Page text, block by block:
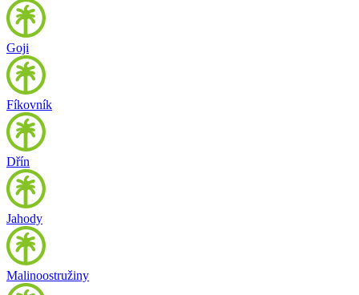
Goji
Fíkovník
Dřín
Jahody
Malinoostružiny